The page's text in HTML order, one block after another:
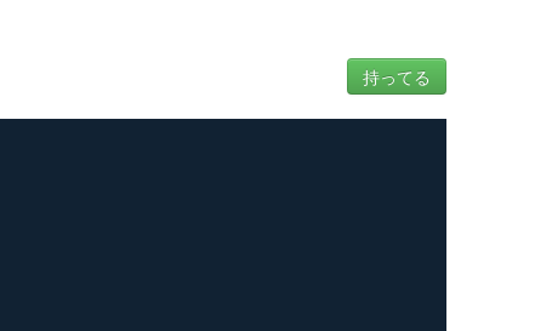
持ってる